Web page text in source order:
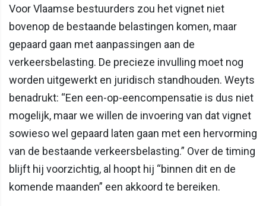
Voor Vlaamse bestuurders zou het vignet niet
bovenop de bestaande belastingen komen, maar
gepaard gaan met aanpassingen aan de
verkeersbelasting. De precieze invulling moet nog
worden uitgewerkt en juridisch standhouden. Weyts
benadrukt: “Een een-op-eencompensatie is dus niet
mogelijk, maar we willen de invoering van dat vignet
sowieso wel gepaard laten gaan met een hervorming
van de bestaande verkeersbelasting.” Over de timing
blijft hij voorzichtig, al hoopt hij “binnen dit en de
komende maanden” een akkoord te bereiken.